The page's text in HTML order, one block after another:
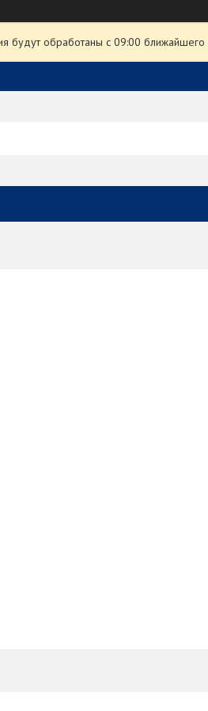
будут обработаны с 09:00 ближайшего